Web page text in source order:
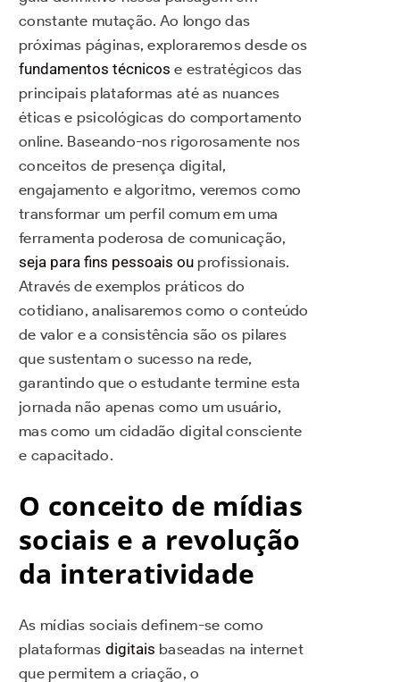
constante mutação. Ao longo das
próximas páginas, exploraremos desde os
fundamentos técnicos e estratégicos das
principais plataformas até as nuances
éticas e psicológicas do comportamento
online. Baseando-nos rigorosamente nos
conceitos de presença digital,
engajamento e algoritmo, veremos como
transformar um perfil comum em uma
ferramenta poderosa de comunicação,
seja para fins pessoais ou profissionais.
Através de exemplos práticos do
cotidiano, analisaremos como o conteúdo
de valor e a consistência são os pilares
que sustentam o sucesso na rede,
garantindo que o estudante termine esta
jornada não apenas como um usuário,
mas como um cidadão digital consciente
e capacitado.
O conceito de mídias
sociais e a revolução
da interatividade
As mídias sociais definem-se como
plataformas digitais baseadas na internet
que permitem a criação, o